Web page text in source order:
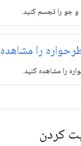
و جو را تجسم کنید.
را
را مشاهده کنید.
کردن